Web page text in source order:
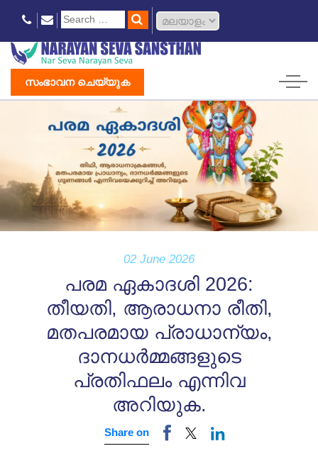
സംഭാവന ചെയ്യുക
02 June 2026
പരമ ഏകാദശി 2026:
തീയതി, ആരാധനാ രീതി,
മതപരമായ പ്രാധാന്യം,
ദാനധർമ്മങ്ങളുടെ
പ്രതിഫലം എന്നിവ
അറിയുക.
Share on